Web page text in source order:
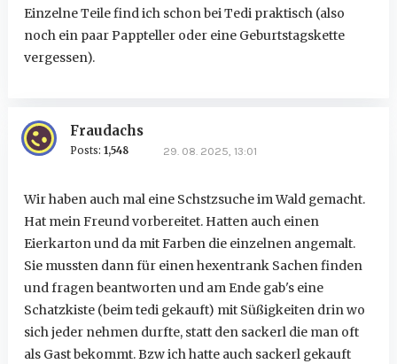
Einzelne Teile find ich schon bei Tedi praktisch (also
noch ein paar Pappteller oder eine Geburtstagskette
vergessen).
Fraudachs
Posts: 1,548 29. 08. 2025, 13:01
Wir haben auch mal eine Schstzsuche im Wald gemacht.
Hat mein Freund vorbereitet. Hatten auch einen
Eierkarton und da mit Farben die einzelnen angemalt.
Sie mussten dann für einen hexentrank Sachen finden
und fragen beantworten und am Ende gab's eine
Schatzkiste (beim tedi gekauft) mit Süßigkeiten drin wo
sich jeder nehmen durfte, statt den sackerl die man oft
als Gast bekommt. Bzw ich hatte auch sackerl gekauft